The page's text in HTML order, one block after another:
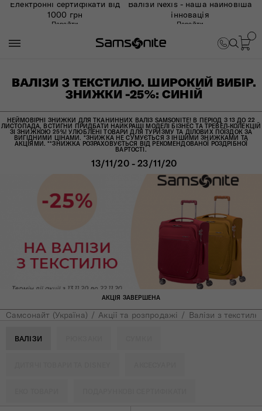
Електронні сертифікати від
1000 грн
Перейти
Валізи Nexis - наша найновіша
інновація
Перейти
ВАЛІЗИ З ТЕКСТИЛЮ. ШИРОКИЙ ВИБІР.
ЗНИЖКИ -25%: СИНІЙ
НЕЙМОВІРНІ ЗНИЖКИ ДЛЯ ТКАНИННИХ ВАЛІЗ SAMSONITE! В ПЕРІОД З 13 ДО 22
ЛИСТОПАДА, ВСТИГНИ ПРИДБАТИ НАЙКРАЩІ МОДЕЛІ БІЗНЕС ТА ТРЕВЕЛ-КОЛЕКЦІЙ
ЗІ ЗНИЖКОЮ 25%! УЛЮБЛЕНІ ТОВАРИ ДЛЯ ТУРИЗМУ ТА ДІЛОВИХ ПОЇЗДОК ЗА
ВИГІДНИМИ ЦІНАМИ. *ЗНИЖКА НЕ СУМУЄТЬСЯ З ІНШИМИ ЗНИЖКАМИ ТА
АКЦІЯМИ. **ЗНИЖКА РОЗРАХОВУЄТЬСЯ ВІД РЕКОМЕНДОВАНОЇ РОЗДРІБНОЇ
ВАРТОСТІ.
13/11/20 - 23/11/20
АКЦІЯ ЗАВЕРШЕНА
Самсонайт (Україна) Акції та розпродажі Валізи з
ВАЛІЗИ